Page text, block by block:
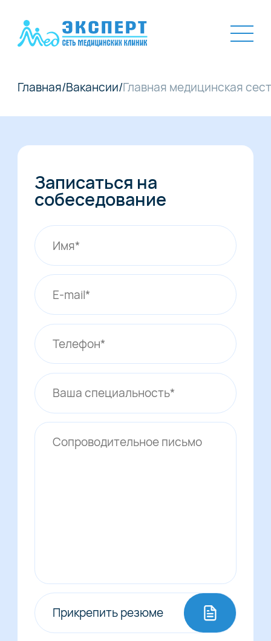
Главная/Вакансии/Главная медицинская
Записаться на
собеседование
Прикрепить резюме